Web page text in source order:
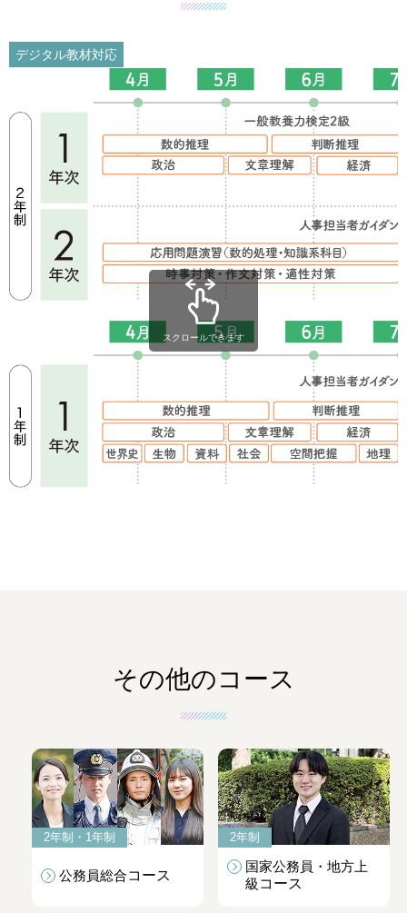
デジタル教材対応
スクロールできます
その他のコース
2年制・1年制
公務員総合コース
2年制
国家公務員・地方上
級 コース